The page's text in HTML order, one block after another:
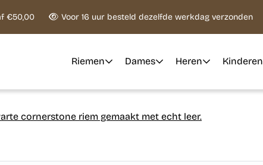
€50,00 Voor 16 uur besteld dezelfde werkdag verzonden
Riemen Dames Heren Kinderen
cornerstone riem gemaakt met echt leer.